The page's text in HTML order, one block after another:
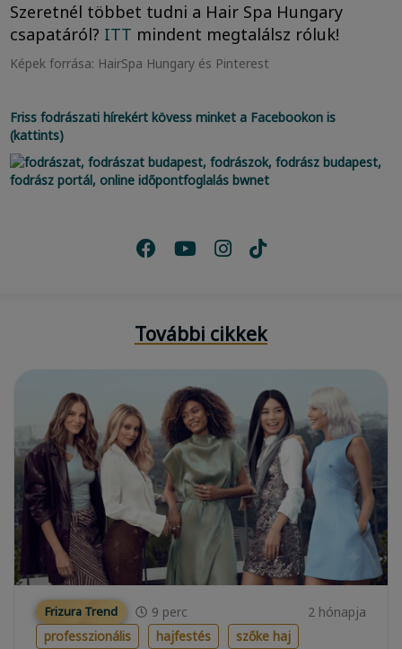
Szeretnél többet tudni a Hair Spa Hungary
csapatáról? ITT mindent megtalálsz róluk!
Képek forrása: HairSpa Hungary és Pinterest
Friss fodrászati hírekért kövess minket a Facebookon is
(kattints)
További cikkek
Frizura Trend 9 perc
2 hónapja
professzionális
hajfestés
szőke haj